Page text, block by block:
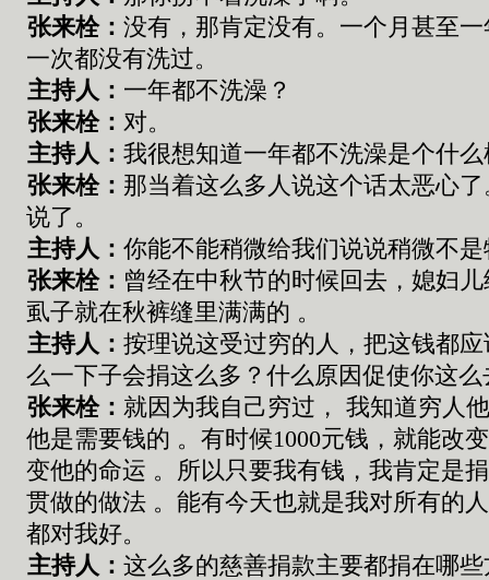
张来栓： 没有 ， 那肯定没有。 一个月甚至一
一次都没有洗过。
主持人： 一年都不洗澡？
张来栓： 对。
主持人： 我很想知道一年都不洗澡是个什
张来栓： 那当着这么多人说这个话太恶心
说了。
主持人： 你能不能稍微给我们说说稍微不
张来栓： 曾经在中秋节的时候回去 ， 媳妇
虱子就在秋裤缝里满满的 。
主持人： 按理说这受过穷的人 ， 把这钱都应
么一下子会捐这么多 ？什么原因促使你这么
张来栓： 就因为我自己穷过 ， 我知道穷人
他是需要钱的 。有时候1000元钱 ，就能改
变他的命运 。 所以只要我有钱 ，我肯定是
贯做的做法 。能有今天也就是我对所有的
都对我好。
主持人： 这么多的慈善捐款主要都捐在哪